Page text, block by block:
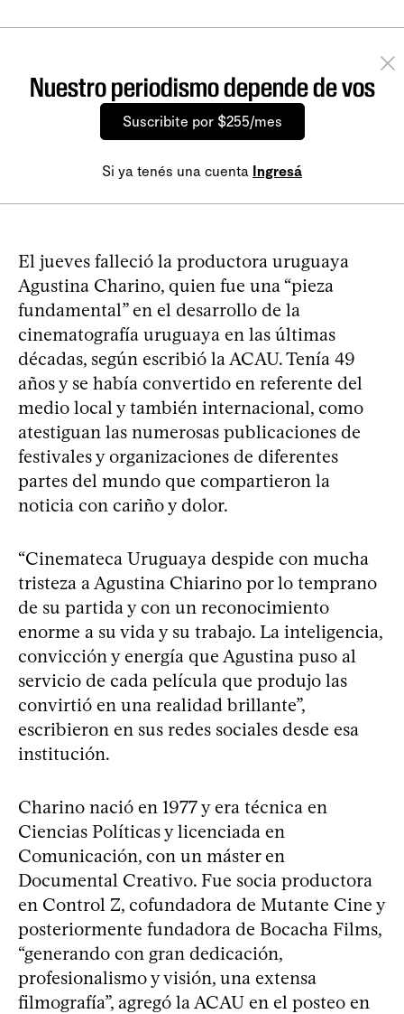
Nuestro periodismo depende de vos
Suscribite por $255/mes
Si ya tenés una cuenta Ingresá
El jueves falleció la productora uruguaya
Agustina Charino, quien fue una “pieza
fundamental” en el desarrollo de la
cinematografía uruguaya en las últimas
décadas, según escribió la ACAU. Tenía 49
años y se había convertido en referente del
medio local y también internacional, como
atestiguan las numerosas publicaciones de
festivales y organizaciones de diferentes
partes del mundo que compartieron la
noticia con cariño y dolor.
“Cinemateca Uruguaya despide con mucha
tristeza a Agustina Chiarino por lo temprano
de su partida y con un reconocimiento
enorme a su vida y su trabajo. La inteligencia,
convicción y energía que Agustina puso al
servicio de cada película que produjo las
convirtió en una realidad brillante”,
escribieron en sus redes sociales desde esa
institución.
Charino nació en 1977 y era técnica en
Ciencias Políticas y licenciada en
Comunicación, con un máster en
Documental Creativo. Fue socia productora
en Control Z, cofundadora de Mutante Cine y
posteriormente fundadora de Bocacha Films,
“generando con gran dedicación,
profesionalismo y visión, una extensa
filmografía”, agregó la ACAU en el posteo en